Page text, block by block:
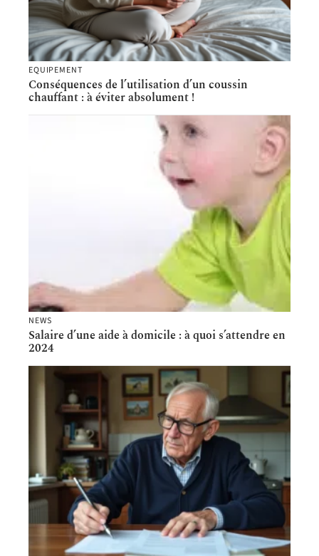
EQUIPEMENT
Conséquences de l’utilisation d’un coussin
chauffant : à éviter absolument !
NEWS
Salaire d’une aide à domicile : à quoi s’attendre en
2024